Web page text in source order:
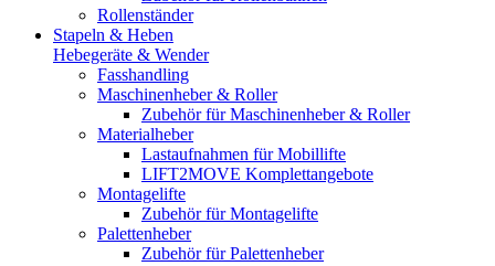
Rollenständer
Stapeln & Heben
Hebegeräte & Wender
Fasshandling
Maschinenheber & Roller
Zubehör für Maschinenheber & Roller
Materialheber
Lastaufnahmen für Mobillifte
LIFT2MOVE Komplettangebote
Montagelifte
Zubehör für Montagelifte
Palettenheber
Zubehör für Palettenheber